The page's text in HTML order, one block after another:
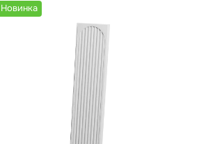
Новинка